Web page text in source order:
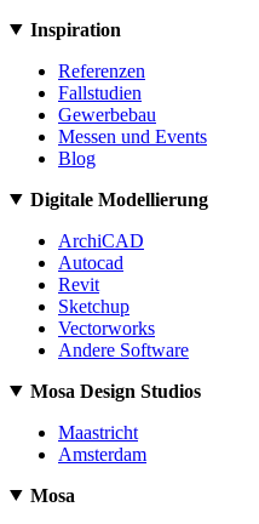
Inspiration
Referenzen
Fallstudien
Gewerbebau
Messen und Events
Blog
Digitale Modellierung
ArchiCAD
Autocad
Revit
Sketchup
Vectorworks
Andere Software
Mosa Design Studios
Maastricht
Amsterdam
Mosa